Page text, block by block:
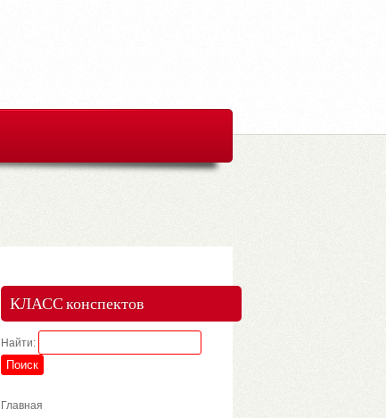
КЛАСС конспектов
Найти:
Главная